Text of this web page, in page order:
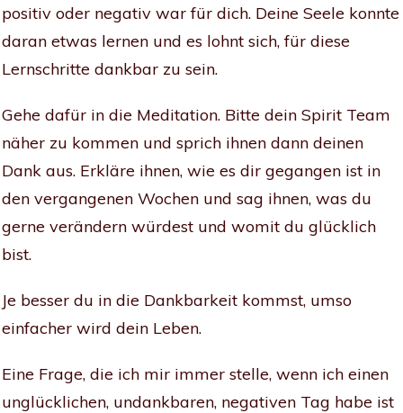
positiv oder negativ war für dich. Deine Seele konnte
daran etwas lernen und es lohnt sich, für diese
Lernschritte dankbar zu sein.
Gehe dafür in die Meditation. Bitte dein Spirit Team
näher zu kommen und sprich ihnen dann deinen
Dank aus. Erkläre ihnen, wie es dir gegangen ist in
den vergangenen Wochen und sag ihnen, was du
gerne verändern würdest und womit du glücklich
bist.
Je besser du in die Dankbarkeit kommst, umso
einfacher wird dein Leben.
Eine Frage, die ich mir immer stelle, wenn ich einen
unglücklichen, undankbaren, negativen Tag habe ist